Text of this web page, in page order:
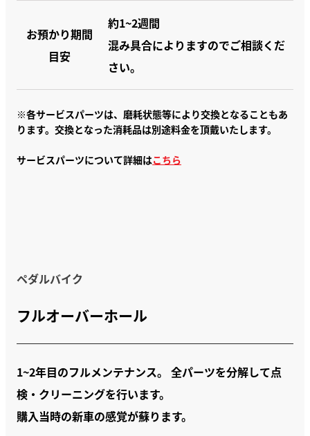
お預かり期間
目安
約1~2週間
混み具合によりますのでご相談くだ
さい。
※各サービスパーツは、磨耗状態等により交換となることもあ
ります。交換となった消耗品は別途料金を頂戴いたします。
サービスパーツについて詳細はこちら
ペダルバイク
フルオーバーホール
1~2年目のフルメンテナンス。 全パーツを分解して点
検・クリーニングを行います。
購入当時の新車の感覚が蘇ります。